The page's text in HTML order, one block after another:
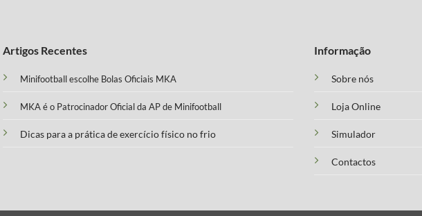
Artigos Recentes
Minifootball escolhe Bolas Oficiais MKA
MKA é o Patrocinador Oficial da AP de Minifootball
Dicas para a prática de exercício físico no frio
Informação
Sobre nós
Loja Online
Simulador
Contactos